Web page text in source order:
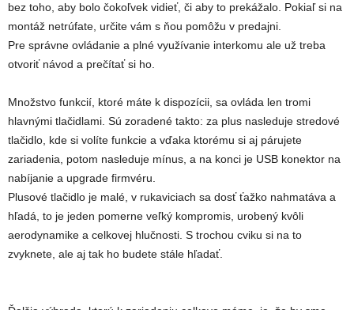
bez toho, aby bolo čokoľvek vidieť, či aby to prekážalo. Pokiaľ si na
montáž netrúfate, určite vám s ňou pomôžu v predajni.
Pre správne ovládanie a plné využívanie interkomu ale už treba
otvoriť návod a prečítať si ho.
Množstvo funkcií, ktoré máte k dispozícii, sa ovláda len tromi
hlavnými tlačidlami. Sú zoradené takto: za plus nasleduje stredové
tlačidlo, kde si volíte funkcie a vďaka ktorému si aj párujete
zariadenia, potom nasleduje mínus, a na konci je USB konektor na
nabíjanie a upgrade firmvéru.
Plusové tlačidlo je malé, v rukaviciach sa dosť ťažko nahmatáva a
hľadá, to je jeden pomerne veľký kompromis, urobený kvôli
aerodynamike a celkovej hlučnosti. S trochou cviku si na to
zvyknete, ale aj tak ho budete stále hľadať.